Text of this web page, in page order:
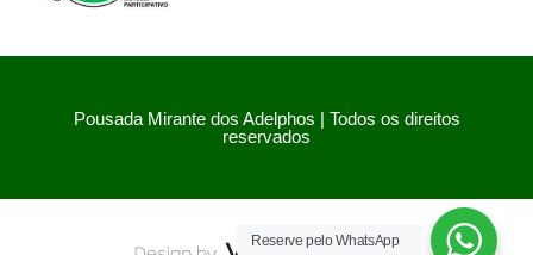
Pousada Mirante dos Adelphos | Todos os direitos
reservados
Reserve pelo WhatsApp